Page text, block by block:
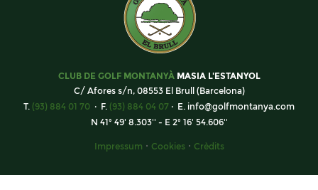
CLUB DE GOLF MONTANYÀMASIA L'ESTANYOL
C/ Afores s/n, 08553 El Brull (Barcelona)
T. (93) 884 01 70 · F. (93) 884 04 07 · E. info@golfmontanya.com
N 41º 49' 8.303'' - E 2º 16' 54.606''
Impressum · Cookies· Crèdits